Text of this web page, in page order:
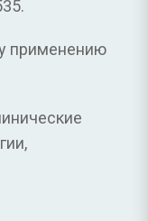
применению